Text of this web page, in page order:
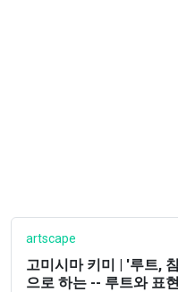
artscape
고미시마 키미 | '루트,
으로 하는 -- 루트와 표